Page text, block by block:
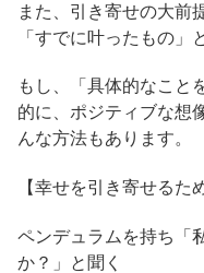
また、引き寄せの大前
「すでに叶ったもの」
もし、「具体的なこと
的に、ポジティブな想
んな方法もあります。
【幸せを引き寄せるた
ペンデュラムを持ち「
か？」と聞く